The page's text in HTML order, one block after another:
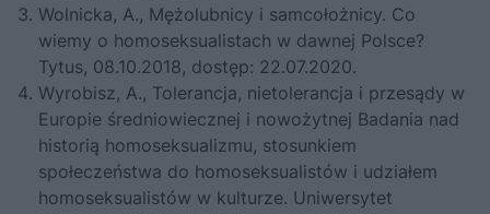
Wolnicka, A., Mężolubnicy i samcołożnicy. Co
wiemy o homoseksualistach w dawnej Polsce?
Tytus, 08.10.2018, dostęp: 22.07.2020.
Wyrobisz, A., Tolerancja, nietolerancja i przesądy w
Europie średniowiecznej i nowożytnej Badania nad
historią homoseksualizmu, stosunkiem
społeczeństwa do homoseksualistów i udziałem
homoseksualistów w kulturze. Uniwersytet